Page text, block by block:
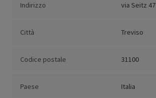
Indirizzo via Seitz 47
Città Treviso
Codice postale 31100
Paese Italia